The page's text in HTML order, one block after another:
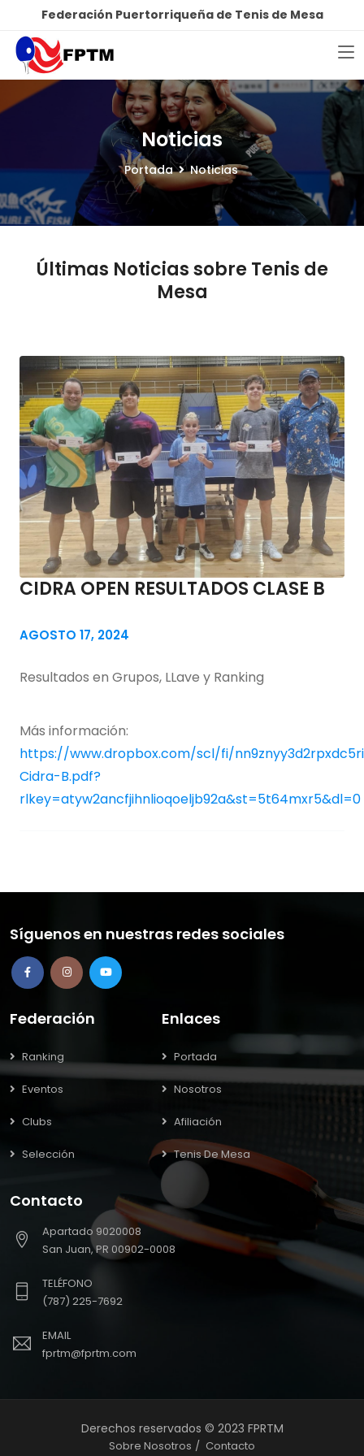
Federación Puertorriqueña de Tenis de Mesa
Noticias
Portada Noticias
Últimas Noticias sobre Tenis de
Mesa
CIDRA OPEN RESULTADOS CLASE B
AGOSTO 17, 2024
Resultados en Grupos, LLave y Ranking
Más información:
https://www.dropbox.com/scl/fi/
Cidra-B.pdf?
rlkey=atyw2ancfjihnlioqoeljb92a&st=5t64mxr5&dl=0
Síguenos en nuestras redes sociales
Federación
Ranking
Eventos
Clubs
Selección
Enlaces
Portada
Nosotros
Afiliación
Tenis De Mesa
Contacto
Apartado 9020008
San Juan, PR 00902-0008
TELÉFONO
(787) 225-7692
EMAIL
fprtm@fprtm.com
Derechos reservados © 2023 FPRTM
Sobre Nosotros Contacto